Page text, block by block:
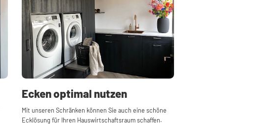
Ecken optimal nutzen
Mit unseren Schränken können Sie auch eine schöne
Ecklösung für Ihren Hauswirtschaftsraum schaffen.